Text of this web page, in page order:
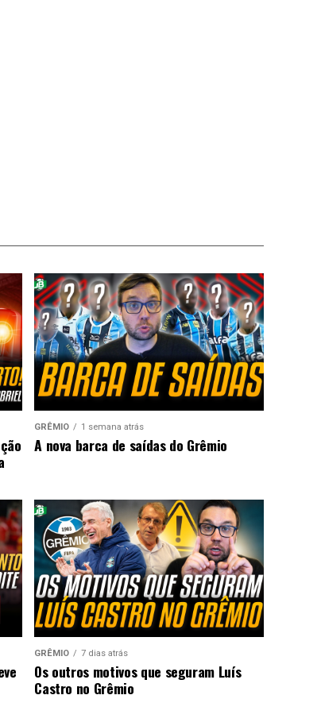
GRÊMIO 1 semana atrás
A nova barca de saídas do Grêmio
GRÊMIO 7 dias atrás
Os outros motivos que seguram Luís
Castro no Grêmio